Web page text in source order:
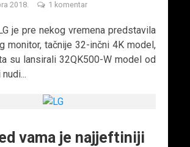
2018. 1 komentar
je pre nekog vremena predstavila
monitor, tačnije 32-inčni 4K model,
su lansirali 32QK500-W model od
vama je najjeftiniji